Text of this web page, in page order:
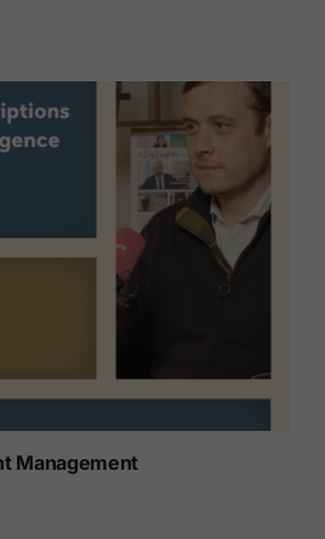
Management